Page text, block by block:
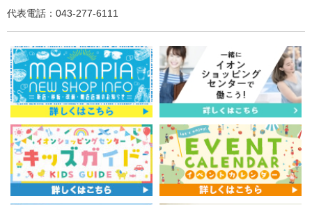
代表電話：043-277-6111